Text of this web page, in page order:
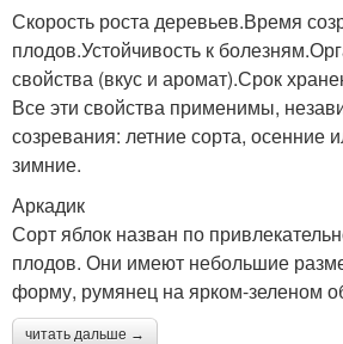
Скорость роста деревьев.Время
плодов.Устойчивость к
свойства (вкус и аромат).Срок
Все эти свойства применимы,
созревания: летние сорта, осенние
зимние.
Аркадик
Сорт яблок назван по
плодов. Они имеют небольшие
форму, румянец на ярком-зеленом
читать дальше →